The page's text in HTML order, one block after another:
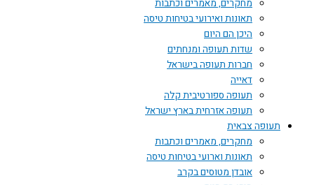
מחקרים, מאמרים וכתבות
תאונות ואירועי בטיחות טיסה
היכן הם היום
שדות תעופה ומנחתים
חברות תעופה בישראל
דאייה
תעופה ספורטיבית קלה
תעופה אזרחית בארץ ישראל
תעופה צבאית
מחקרים, מאמרים וכתבות
תאונות וארועי בטיחות טיסה
אובדן מטוסים בקרב